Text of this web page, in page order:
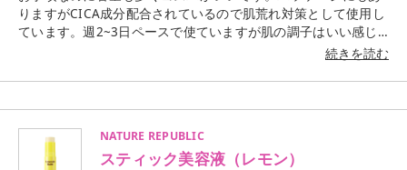
りますがCICA成分配合されているので肌荒れ対策として使用し
ています。週2~3日ペースで使ていますが肌の調子はいい感じ
続きを読む
NATURE REPUBLIC
スティック美容液（レモン）